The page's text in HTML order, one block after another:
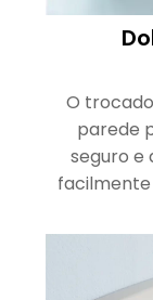
O
parede
seguro e
facilmente